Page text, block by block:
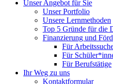
Unser Angebot für Sie
Unser Portfolio
Unsere Lernmethoden
Top 5 Gründe für die
Finanzierung und
Für
Für
Für Berufstätige
Ihr Weg zu uns
Kontaktformular